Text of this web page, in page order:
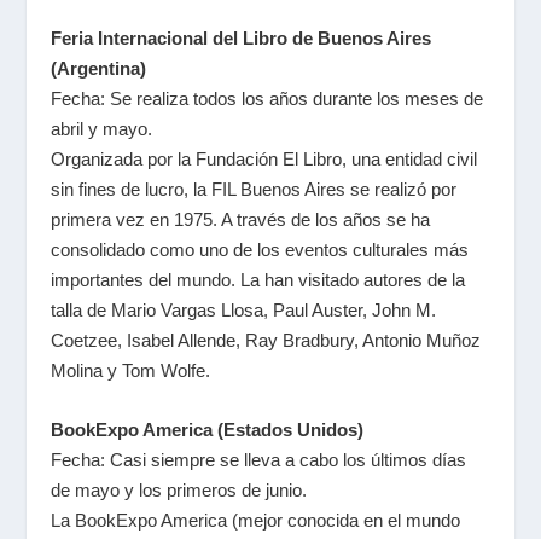
Feria Internacional del Libro de Buenos Aires
(Argentina)
Fecha: Se realiza todos los años durante los meses de
abril y mayo.
Organizada por la Fundación El Libro, una entidad civil
sin fines de lucro, la FIL Buenos Aires se realizó por
primera vez en 1975. A través de los años se ha
consolidado como uno de los eventos culturales más
importantes del mundo. La han visitado autores de la
talla de Mario Vargas Llosa, Paul Auster, John M.
Coetzee, Isabel Allende, Ray Bradbury, Antonio Muñoz
Molina y Tom Wolfe.
BookExpo America (Estados Unidos)
Fecha: Casi siempre se lleva a cabo los últimos días
de mayo y los primeros de junio.
La BookExpo America (mejor conocida en el mundo